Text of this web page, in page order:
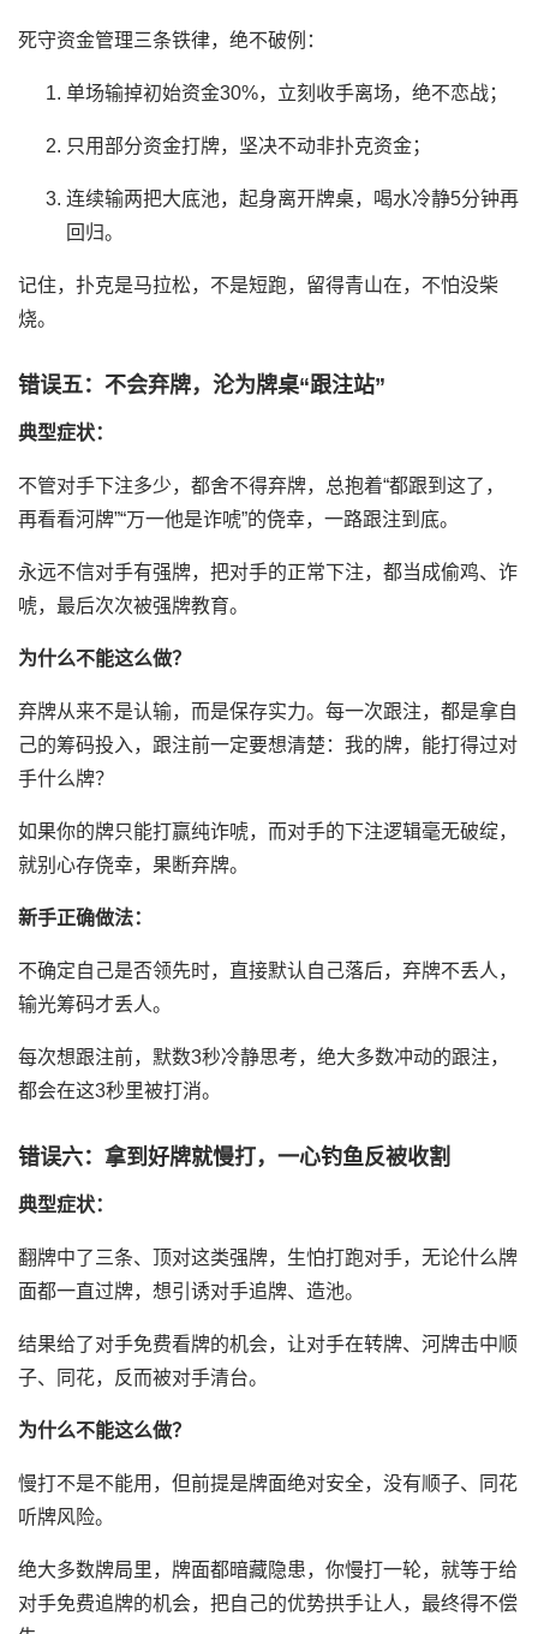
死守资金管理三条铁律，绝不破例：
单场输掉初始资金30%，立刻收手离场，绝不恋战；
只用部分资金打牌，坚决不动非扑克资金；
连续输两把大底池，起身离开牌桌，喝水冷静5分钟再
回归。
记住，扑克是马拉松，不是短跑，留得青山在，不怕没柴
烧。
错误五：不会弃牌，沦为牌桌“跟注站”
典型症状：
不管对手下注多少，都舍不得弃牌，总抱着“都跟到这了，
再看看河牌”“万一他是诈唬”的侥幸，一路跟注到底。
永远不信对手有强牌，把对手的正常下注，都当成偷鸡、诈
唬，最后次次被强牌教育。
为什么不能这么做？
弃牌从来不是认输，而是保存实力。每一次跟注，都是拿自
己的筹码投入，跟注前一定要想清楚：我的牌，能打得过对
手什么牌？
如果你的牌只能打赢纯诈唬，而对手的下注逻辑毫无破绽，
就别心存侥幸，果断弃牌。
新手正确做法：
不确定自己是否领先时，直接默认自己落后，弃牌不丢人，
输光筹码才丢人。
每次想跟注前，默数3秒冷静思考，绝大多数冲动的跟注，
都会在这3秒里被打消。
错误六：拿到好牌就慢打，一心钓鱼反被收割
典型症状：
翻牌中了三条、顶对这类强牌，生怕打跑对手，无论什么牌
面都一直过牌，想引诱对手追牌、造池。
结果给了对手免费看牌的机会，让对手在转牌、河牌击中顺
子、同花，反而被对手清台。
为什么不能这么做？
慢打不是不能用，但前提是牌面绝对安全，没有顺子、同花
听牌风险。
绝大多数牌局里，牌面都暗藏隐患，你慢打一轮，就等于给
对手免费追牌的机会，把自己的优势拱手让人，最终得不偿